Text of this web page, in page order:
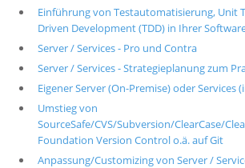
Einführung von Testautomatisierung, Unit
Driven Development (TDD) in Ihrer
Server / Services - Pro und Contra
Server / Services - Strategieplanung zum
Eigener Server (On-Premise) oder Services
Umstieg von
SourceSafe/CVS/Subversion/ClearCase/
Foundation Version Control o.ä. auf Git
Anpassung/Customizing von Server /